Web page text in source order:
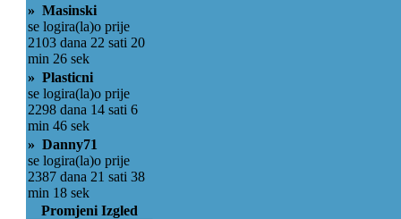
» Masinski
se logira(la)o prije
2103 dana 22 sati 20
min 26 sek
» Plasticni
se logira(la)o prije
2298 dana 14 sati 6
min 46 sek
» Danny71
se logira(la)o prije
2387 dana 21 sati 38
min 18 sek
Promjeni Izgled